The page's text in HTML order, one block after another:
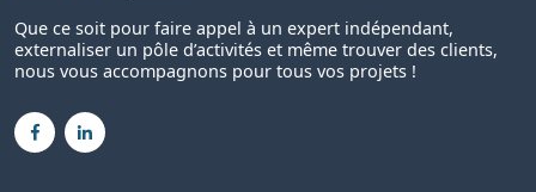
Que ce soit pour faire appel à un expert indépendant,
externaliser un pôle d’activités et même trouver des clients,
nous vous accompagnons pour tous vos projets !